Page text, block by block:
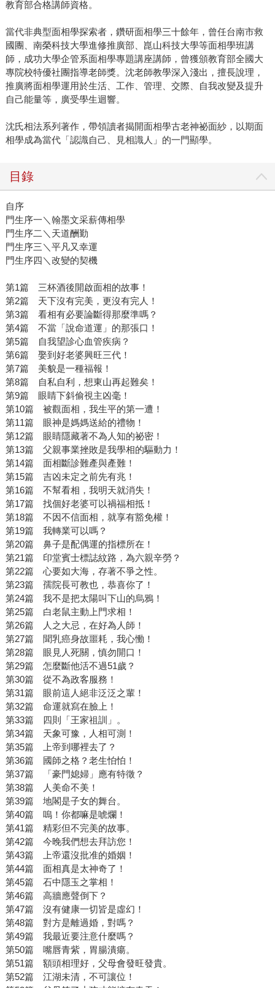
教育部合格講師資格。
當代非典型面相學探索者，鑽研面相學三十餘年，曾任台南市救
國團、南榮科技大學進修推廣部、崑山科技大學等面相學班講
師，成功大學企管系面相學專題講座講師，曾獲頒教育部全國大
專院校特優社團指導老師獎。沈老師教學深入淺出，擅長說理，
推廣將面相學運用於生活、工作、管理、交際、自我改變及提升
自己能量等，廣受學生迴響。
沈氏相法系列著作，帶領讀者揭開面相學古老神祕面紗，以期面
相學成為當代「認識自己、見相識人」的一門顯學。
目錄
自序
門生序一＼翰墨文采薪傳相學
門生序二＼天道酬勤
門生序三＼平凡又幸運
門生序四＼改變的契機
第1篇 三杯酒後開啟面相的故事！
第2篇 天下沒有完美，更沒有完人！
第3篇 看相有必要論斷得那麼準嗎？
第4篇 不當「說命道運」的那張口！
第5篇 自我望診心血管疾病？
第6篇 娶到好老婆興旺三代！
第7篇 美貌是一種福報！
第8篇 自私自利，想東山再起難矣！
第9篇 眼睛下斜偷視主凶毫！
第10篇 被觀面相，我生平的第一遭！
第11篇 眼神是媽媽送給的禮物！
第12篇 眼睛隱藏著不為人知的祕密！
第13篇 父親事業挫敗是我學相的驅動力！
第14篇 面相斷診難產與產難！
第15篇 吉凶未定之前先有兆！
第16篇 不幫看相，我明天就消失！
第17篇 找個好老婆可以禍福相抵！
第18篇 不因不信面相，就享有豁免權！
第19篇 我轉業可以嗎？
第20篇 鼻子是配偶運的指標所在！
第21篇 印堂賓士標誌紋路，為六親辛勞？
第22篇 心要如大海，存著不爭之性。
第23篇 孺院長可教也，恭喜你了！
第24篇 我不是把太陽叫下山的烏鴉！
第25篇 白老鼠主動上門求相！
第26篇 人之大忌，在好為人師！
第27篇 聞乳癌身故噩耗，我心慟！
第28篇 眼見人死關，慎勿開口！
第29篇 怎麼斷他活不過51歲？
第30篇 從不為政客服務！
第31篇 眼前這人絕非泛泛之輩！
第32篇 命運就寫在臉上！
第33篇 四則「王家祖訓」。
第34篇 天象可豫，人相可測！
第35篇 上帝到哪裡去了？
第36篇 國師之格？老生怕怕！
第37篇 「豪門媳婦」應有特徵？
第38篇 人美命不美！
第39篇 地閣是子女的舞台。
第40篇 嗚！你都嘛是唬爛！
第41篇 精彩但不完美的故事。
第42篇 今晚我們想去拜訪您！
第43篇 上帝還沒批准的婚姻！
第44篇 面相真是太神奇了！
第45篇 石中隱玉之掌相！
第46篇 高牆應聲倒下？
第47篇 沒有健康一切皆是虛幻！
第48篇 對方是離過婚，對嗎？
第49篇 我最近要注意什麼嗎？
第50篇 嘴唇青紫，胃腸潰瘍。
第51篇 額頭相理好，父母會發旺發貴。
第52篇 江湖未清，不可讓位！